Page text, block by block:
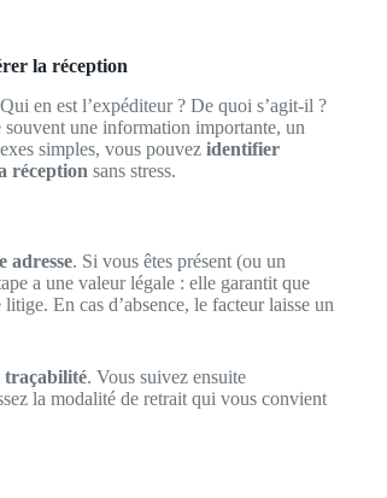
la réception
en est l’expéditeur ? De quoi s’agit-il ?
une information importante, un
simples, vous pouvez identifier
réception sans stress.
adresse. Si vous êtes présent (ou un
a une valeur légale : elle garantit que
En cas d’absence, le facteur laisse un
traçabilité. Vous suivez ensuite
la modalité de retrait qui vous convient